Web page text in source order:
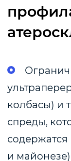
колбасы) и
спреды,
содержатся
и